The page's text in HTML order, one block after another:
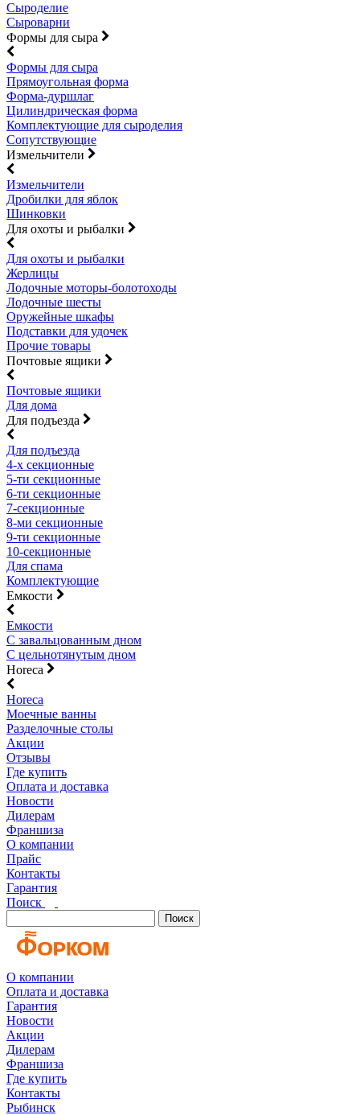
Сыроделие
Сыроварни
Формы для сыра
Формы для сыра
Прямоугольная форма
Форма-дуршлаг
Цилиндрическая форма
Комплектующие для сыроделия
Сопутствующие
Измельчители
Измельчители
Дробилки для яблок
Шинковки
Для охоты и рыбалки
Для охоты и рыбалки
Жерлицы
Лодочные моторы-болотоходы
Лодочные шесты
Оружейные шкафы
Подставки для удочек
Прочие товары
Почтовые ящики
Почтовые ящики
Для дома
Для подъезда
Для подъезда
4-х секционные
5-ти секционные
6-ти секционные
7-секционные
8-ми секционные
9-ти секционные
10-секционные
Для спама
Комплектующие
Емкости
Емкости
С завальцованным дном
С цельнотянутым дном
Horeca
Horeca
Моечные ванны
Разделочные столы
Акции
Отзывы
Где купить
Оплата и доставка
Новости
Дилерам
Франшиза
О компании
Прайс
Контакты
Гарантия
Поиск
Поиск
О компании
Оплата и доставка
Гарантия
Новости
Акции
Дилерам
Франшиза
Где купить
Контакты
Рыбинск